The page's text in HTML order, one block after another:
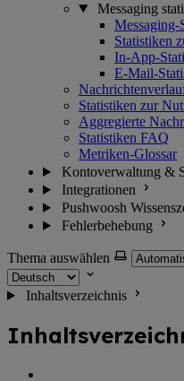
Messaging
Messaging-
Statistiken
In-App-
E-Mail-
Statistiken zur
Aggregierte
Statistiken FAQ
Metriken-Glossar
Kontoverwaltung &
Integrationen
Pushwoosh
Fehlerbehebung
Thema auswählen
Inhaltsverzeichnis